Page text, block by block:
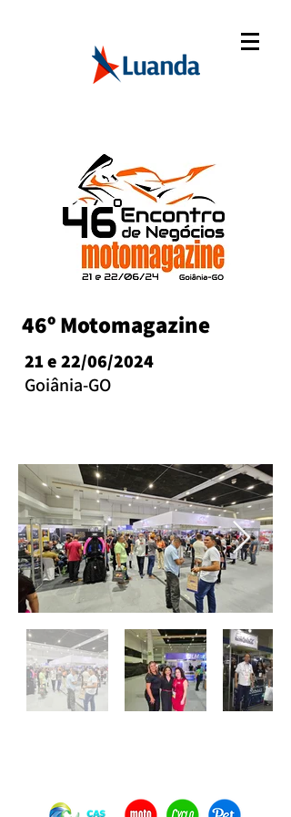
46º Motomagazine
21 e 22/06/2024
Goiânia-GO